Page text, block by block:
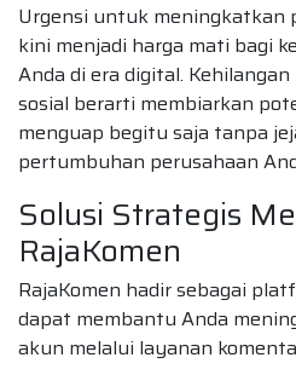
Urgensi untuk meningkatkan
kini menjadi harga mati bagi
Anda di era digital.
sosial berarti membiarkan
menguap begitu saja tanpa
pertumbuhan perusahaan
Solusi Strategis
RajaKomen
RajaKomen hadir sebagai
dapat membantu Anda
akun melalui layanan